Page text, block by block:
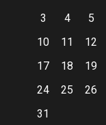
3
4 5
10
11 12
17
18 19
24
25 26
31